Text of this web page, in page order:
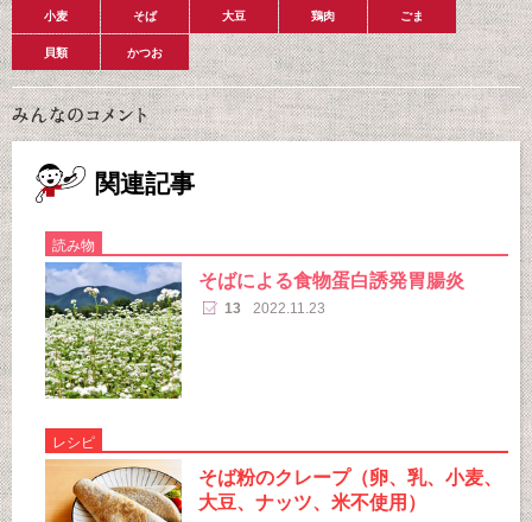
小麦 そば 大豆 鶏肉 ごま
貝類 かつお
関連記事
読み物
そばによる食物蛋白誘発胃腸炎
13 2022.11.23
レシピ
そば粉のクレープ（卵、乳、小麦、
大豆、ナッツ、米不使用）